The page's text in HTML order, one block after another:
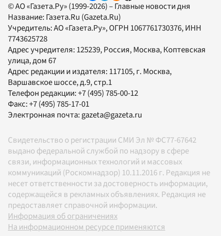
© АО «Газета.Ру» (1999-2026) – Главные новости дня
Название: Газета.Ru (Gazeta.Ru)
Учредитель:АО «Газета.Ру», ОГРН 1067761730376, ИНН
7743625728
Адрес учредителя: 125239, Россия, Москва, Коптевская
улица, дом 67
Адрес редакции и издателя: 117105, г. Москва,
Варшавское шоссе, д.9, стр.1
Телефон редакции:+7 (495) 785-00-12
Факс:+7 (495) 785-17-01
Электронная почта:gazeta@gazeta.ru
Свидетельство о регистрации СМИ Эл № ФС77-67642
выдано федеральной службой по надзору в сфере
связи, информационных технологий и массовых
коммуникаций (Роскомнадзор) 10.11.2016 г. Редакция не
несет ответственности за достоверность информации,
содержащейся в рекламных объявлениях. Редакция не
предоставляет справочной информации.
Информация об ограничениях
На информационном ресурсе применяются